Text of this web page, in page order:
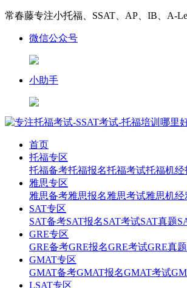
常春藤专注小托福、SSAT、AP、IB、A-
微信公众号
小助手
首页
托福专区
托福备考托福报名托福考试托福机经
雅思专区
雅思备考雅思报名雅思考试雅思机经
SAT专区
SAT备考SAT报名SAT考试SAT真题
GRE专区
GRE备考GRE报名GRE考试GRE真题
GMAT专区
GMAT备考GMAT报名GMAT考试
LSAT专区